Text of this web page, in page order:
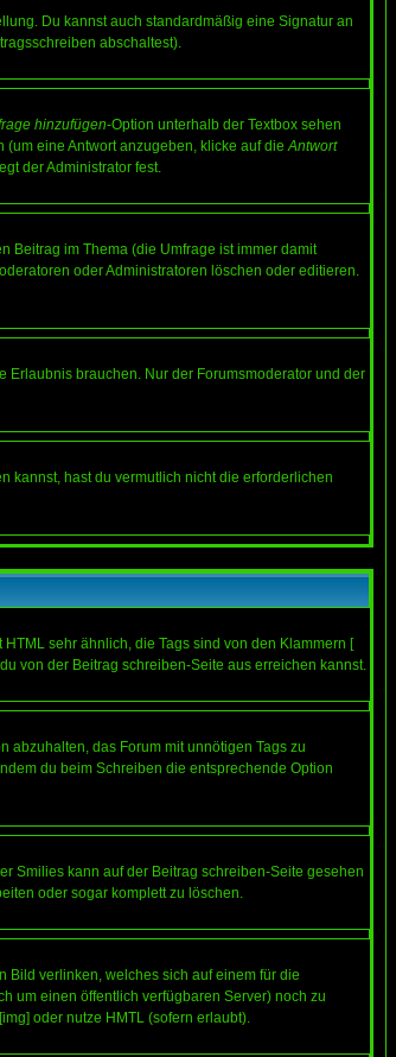
Du kannst auch standardmäßig eine Signatur an
abschaltest).
hinzufügen-Option unterhalb der Textbox sehen
(um eine Antwort anzugeben, klicke auf dieAntwort
der Administrator fest.
Beitrag im Thema (die Umfrage ist immer damit
oder Administratoren löschen oder editieren.
Erlaubnis brauchen. Nur der Forumsmoderator und der
kannst, hast du vermutlich nicht die erforderlichen
sehr ähnlich, die Tags sind von den Klammern [
von der Beitrag schreiben-Seite aus erreichen kannst.
abzuhalten, das Forum mit unnötigen Tags zu
du beim Schreiben die entsprechende Option
Smilies kann auf der Beitrag schreiben-Seite gesehen
oder sogar komplett zu löschen.
Bild verlinken, welches sich auf einem für die
um einen öffentlich verfügbaren Server) noch zu
oder nutze HMTL (sofern erlaubt).